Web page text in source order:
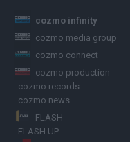
cozmo infinity
cozmo media group
cozmo connect
cozmo production
cozmo records
cozmo news
FLASH
FLASH UP